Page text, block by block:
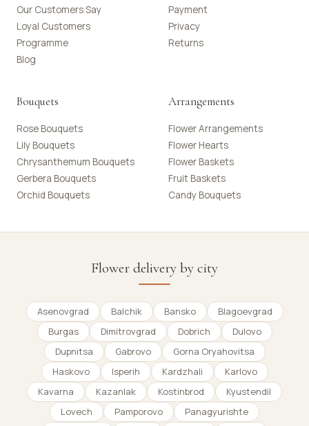
Our Customers Say
Loyal Customers
Programme
Blog
Payment
Privacy
Returns
Bouquets
Rose Bouquets
Lily Bouquets
Chrysanthemum Bouquets
Gerbera Bouquets
Orchid Bouquets
Arrangements
Flower Arrangements
Flower Hearts
Flower Baskets
Fruit Baskets
Candy Bouquets
Flower delivery by city
Asenovgrad Balchik Bansko
Blagoevgrad
Burgas
Dimitrovgrad Dobrich
Dulovo
Dupnitsa
Gabrovo
Gorna Oryahovitsa
Haskovo
Isperih Kardzhali
Karlovo
Kavarna
Kazanlak Kostinbrod
Kyustendil
Lovech
Pamporovo
Panagyurishte